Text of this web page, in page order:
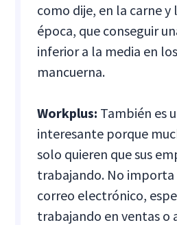
como dije, en la carne y
época, que conseguir
inferior a la media en
mancuerna.
Workplus: También es
interesante porque
solo quieren que sus
trabajando. No importa
correo electrónico,
trabajando en ventas o